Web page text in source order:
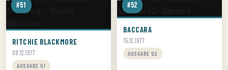
#51
RITCHIE BLACKMORE
08.12.1977
AUSGABE 51
#52
BACCARA
15.12.1977
AUSGABE 52